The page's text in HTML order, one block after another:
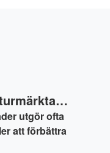
utgör ofta
att förbättra